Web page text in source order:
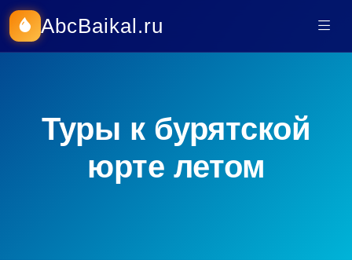
AbcBaikal.ru
Туры к бурятской
юрте летом